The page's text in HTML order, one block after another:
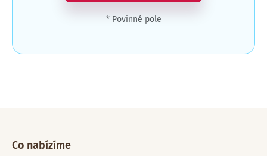
* Povinné pole
Co nabízíme